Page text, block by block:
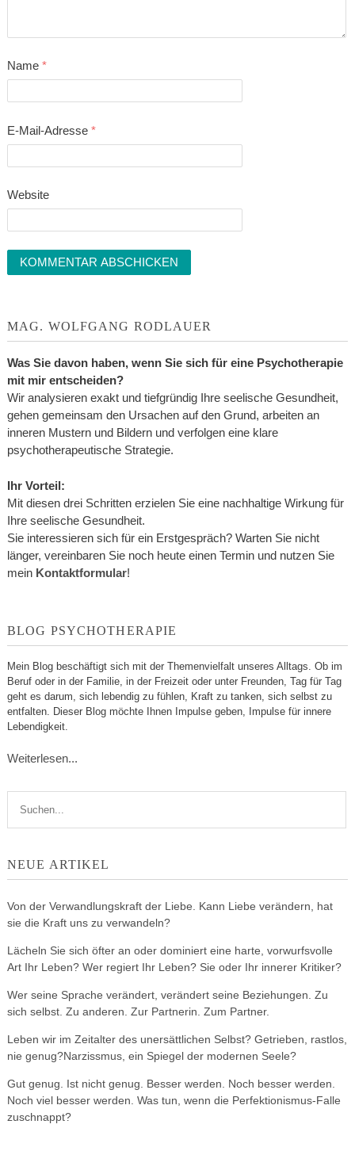
Name *
E-Mail-Adresse *
Website
MAG. WOLFGANG RODLAUER
Was Sie davon haben, wenn Sie sich für eine Psychotherapie
mit mir entscheiden?
Wir analysieren exakt und tiefgründig Ihre seelische Gesundheit,
gehen gemeinsam den Ursachen auf den Grund, arbeiten an
inneren Mustern und Bildern und verfolgen eine klare
psychotherapeutische Strategie.
Ihr Vorteil:
Mit diesen drei Schritten erzielen Sie eine nachhaltige Wirkung für
Ihre seelische Gesundheit.
Sie interessieren sich für ein Erstgespräch? Warten Sie nicht
länger, vereinbaren Sie noch heute einen Termin und nutzen Sie
mein Kontaktformular!
BLOG PSYCHOTHERAPIE
Mein Blog beschäftigt sich mit der Themenvielfalt unseres Alltags. Ob im
Beruf oder in der Familie, in der Freizeit oder unter Freunden, Tag für Tag
geht es darum, sich lebendig zu fühlen, Kraft zu tanken, sich selbst zu
entfalten. Dieser Blog möchte Ihnen Impulse geben, Impulse für innere
Lebendigkeit.
Weiterlesen...
NEUE ARTIKEL
Von der Verwandlungskraft der Liebe. Kann Liebe verändern, hat
sie die Kraft uns zu verwandeln?
Lächeln Sie sich öfter an oder dominiert eine harte, vorwurfsvolle
Art Ihr Leben? Wer regiert Ihr Leben? Sie oder Ihr innerer Kritiker?
Wer seine Sprache verändert, verändert seine Beziehungen. Zu
sich selbst. Zu anderen. Zur Partnerin. Zum Partner.
Leben wir im Zeitalter des unersättlichen Selbst? Getrieben, rastlos,
nie genug?Narzissmus, ein Spiegel der modernen Seele?
Gut genug. Ist nicht genug. Besser werden. Noch besser werden.
Noch viel besser werden. Was tun, wenn die Perfektionismus-Falle
zuschnappt?